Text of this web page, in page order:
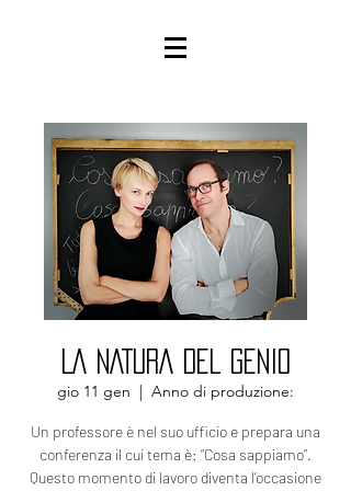
LA NATURA DEL GENIO
gio 11 gen
  |
Anno di produzione:
Un professore è nel suo ufficio e prepara una
conferenza il cui tema è: “Cosa sappiamo”.
Questo momento di lavoro diventa l’occasione